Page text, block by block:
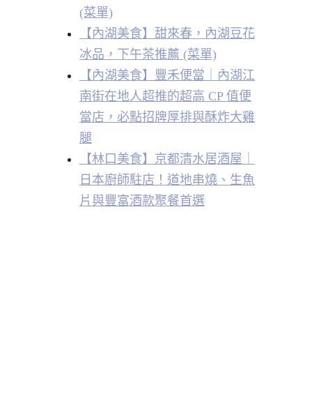
(菜單)
【內湖美食】甜來春，內湖豆花
冰品，下午茶推薦 (菜單)
【內湖美食】豐禾便當｜內湖江
南街在地人超推的超高 CP 值便
當店，必點招牌厚排與酥炸大雞
腿
【林口美食】京都清水居酒屋｜
日本廚師駐店！道地串燒、生魚
片與豐富酒款聚餐首選